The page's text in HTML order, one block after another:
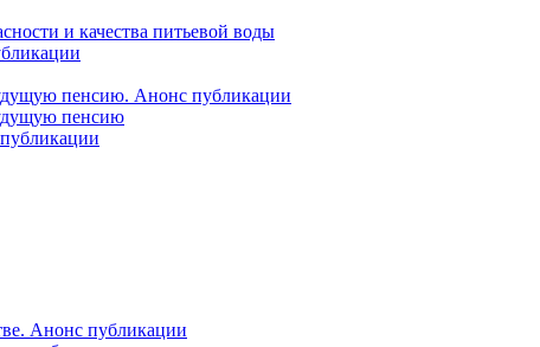
и качества питьевой воды
пенсию. Анонс публикации
пенсию
Анонс публикации